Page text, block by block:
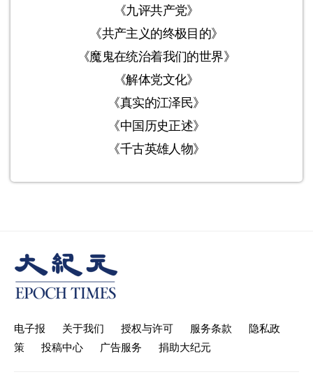
《九评共产党》
《共产主义的终极目的》
《魔鬼在统治着我们的世界》
《解体党文化》
《真实的江泽民》
《中国历史正述》
《千古英雄人物》
电子报 关于我们 授权与许可 服务条款
隐私政
策
投稿中心 广告服务 捐助大纪元